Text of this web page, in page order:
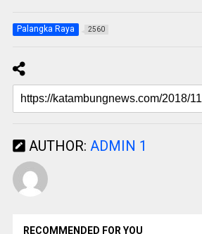
Palangka Raya 2560
AUTHOR: ADMIN 1
RECOMMENDED FOR YOU